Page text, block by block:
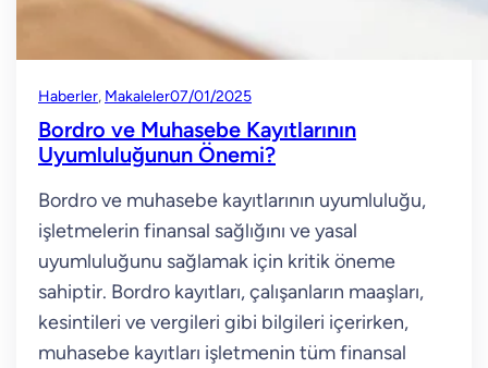
Haberler, Makaleler07/01/2025
Bordro ve Muhasebe Kayıtlarının
Uyumluluğunun Önemi?
Bordro ve muhasebe kayıtlarının uyumluluğu,
işletmelerin finansal sağlığını ve yasal
uyumluluğunu sağlamak için kritik öneme
sahiptir. Bordro kayıtları, çalışanların maaşları,
kesintileri ve vergileri gibi bilgileri içerirken,
muhasebe kayıtları işletmenin tüm finansal